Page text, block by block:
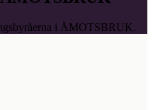
i ÅMOTSBRUK.